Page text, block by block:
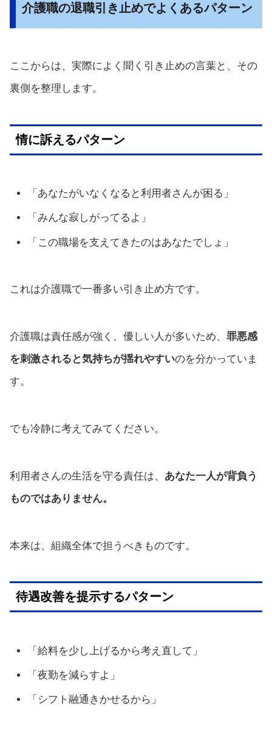
介護職の退職引き止めでよくあるパターン
ここからは、実際によく聞く引き止めの言葉と、その
裏側を整理します。
情に訴えるパターン
「あなたがいなくなると利用者さんが困る」
「みんな寂しがってるよ」
「この職場を支えてきたのはあなたでしょ」
これは介護職で一番多い引き止め方です。
介護職は責任感が強く、優しい人が多いため、 罪悪感
を刺激されると気持ちが揺れやすいのを分かっていま
す。
でも冷静に考えてみてください。
利用者さんの生活を守る責任は、 あなた一人が背負う
ものではありません。
本来は、組織全体で担うべきものです。
待遇改善を提示するパターン
「給料を少し上げるから考え直して」
「夜勤を減らすよ」
「シフト融通きかせるから」